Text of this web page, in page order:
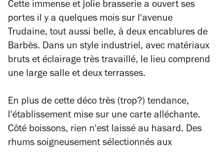
Cette immense et jolie brasserie a ouvert ses
portes il y a quelques mois sur l'avenue
Trudaine, tout aussi belle, à deux encablures de
Barbès. Dans un style industriel, avec matériaux
bruts et éclairage très travaillé, le lieu comprend
une large salle et deux terrasses.
En plus de cette déco très (trop?) tendance,
l'établissement mise sur une carte alléchante.
Côté boissons, rien n'est laissé au hasard. Des
rhums soigneusement sélectionnés aux